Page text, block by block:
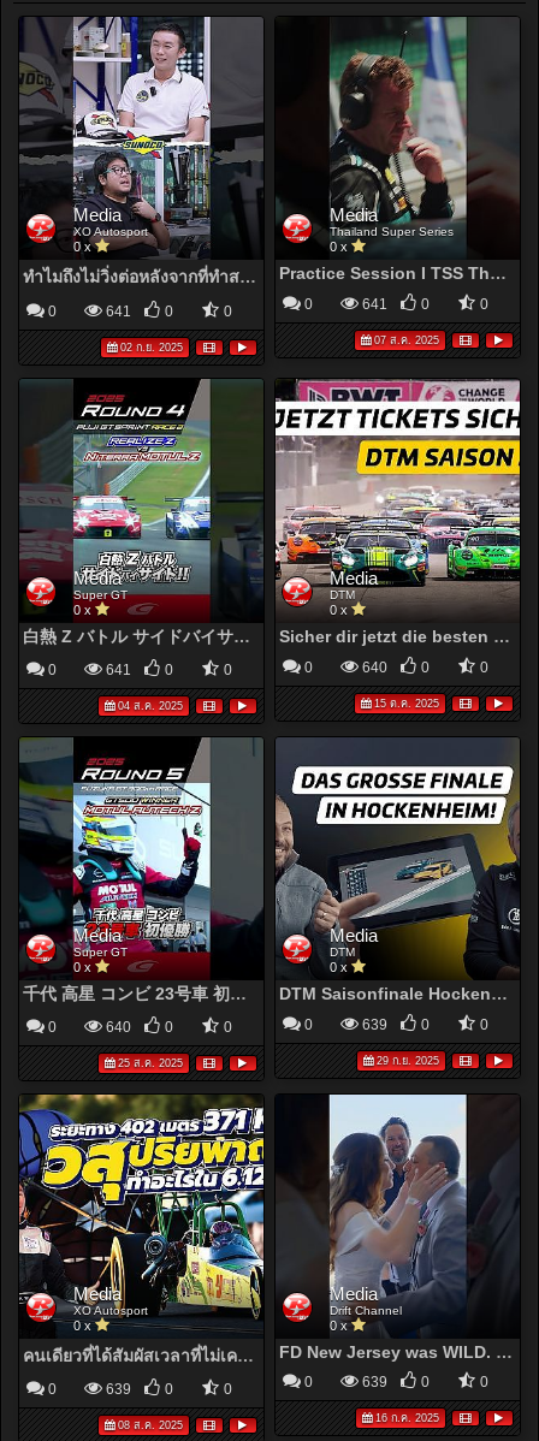
Media
XO Autosport
0 x
ทำไมถึงไม่วิ่งต่อหลังจากที่ทำสถิติ 6.1 ได้แล้ว #soupedup #breaking5 #yaservice #joyranger
0 641 0 0
02 ก.ย. 2025
Media
Thailand Super Series
0 x
Practice Session I TSS The Super Series 2025 I Sepang International Circuit
0 641 0 0
07 ส.ค. 2025
Media
Super GT
0 x
白熱 Z バトル サイドバイサイド!! リアライズコーポレーション ADVAN Z vs Niterra MOTUL Z
0 641 0 0
04 ส.ค. 2025
Media
DTM
0 x
Sicher dir jetzt die besten Tickets für die DTM 2026! | DTM 2026
0 640 0 0
15 ต.ค. 2025
Media
Super GT
0 x
千代 高星 コンビ 23号車 初優勝 GT500 WINNER MOTUL AUTECH Z
0 640 0 0
25 ส.ค. 2025
Media
DTM
0 x
DTM Saisonfinale Hockenheim: Sichern Sie sich jetzt Ihre Tickets! | DTM 2025
0 639 0 0
29 ก.ย. 2025
Media
XO Autosport
0 x
คนเดียวที่ได้สัมผัสเวลาที่ไม่เคยมีใครไปถึง จอย เรนเจอร์ ทำอะไรใน 6 วินาทีนั้น l Racer Talk
0 639 0 0
08 ส.ค. 2025
Media
Drift Channel
0 x
FD New Jersey was WILD. New episode of Send It is up!
0 639 0 0
16 ก.ค. 2025